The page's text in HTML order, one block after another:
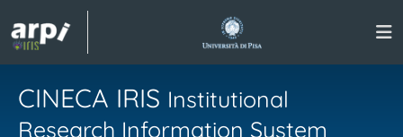
CINECA IRIS Institutional
Research Information System